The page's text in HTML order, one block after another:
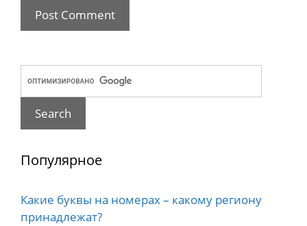
Популярное
Какие буквы на номерах – какому региону
принадлежат?